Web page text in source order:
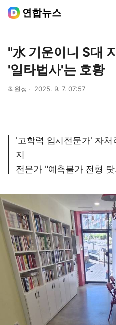
연합뉴스
"水 기운이니 S대
'일타법사'는 호황
최원정 2025. 9. 7. 07:57
'고학력 입시전문가' 자처
지
전문가 "예측불가 전형